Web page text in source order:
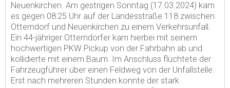
Neuenkirchen. Am gestrigen Sonntag (17.03.2024) kam
es gegen 08:25 Uhr auf der Landesstraße 118 zwischen
Otterndorf und Neuenkirchen zu einem Verkehrsunfall.
Ein 44-jähriger Otterndorfer kam hierbei mit seinem
hochwertigen PKW Pickup von der Fahrbahn ab und
kollidierte mit einem Baum. Im Anschluss flüchtete der
Fahrzeugführer über einen Feldweg von der Unfallstelle.
Erst nach mehreren Stunden konnte der stark